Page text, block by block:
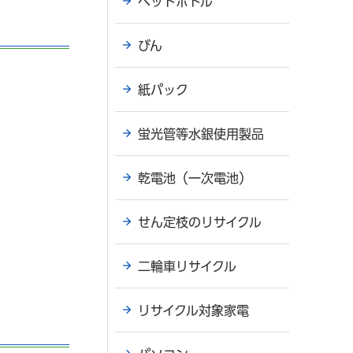
びん
紙パック
蛍光管等水銀使用製品
乾電池（一次電池）
せん定枝のリサイクル
二輪車リサイクル
リサイクル対象家電